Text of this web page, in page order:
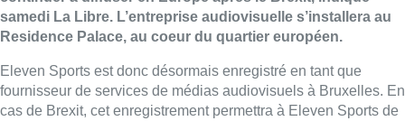
samedi La Libre. L’entreprise audiovisuelle s’installera au
Residence Palace, au coeur du quartier européen.
Eleven Sports est donc désormais enregistré en tant que
fournisseur de services de médias audiovisuels à Bruxelles. En
cas de Brexit, cet enregistrement permettra à Eleven Sports de